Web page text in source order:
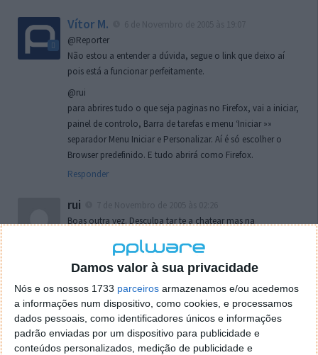
Damos valor à sua privacidade
Nós e os nossos 1733 parceiros armazenamos e/ou acedemos
a informações num dispositivo, como cookies, e processamos
dados pessoais, como identificadores únicos e informações
padrão enviadas por um dispositivo para publicidade e
conteúdos personalizados, medição de publicidade e
Vítor M.
@Reporter
Não estou a entender a dúvida, segue o link que deixo aí
pois está a funcionar perfeitamente.
@rui
para abrires tudo o que seja paginas no Firefox, vai a iniciar,
painel de controlo, Barra de tarefas e menu ‘Iniciar »»
separador Menu Iniciar e Personalizar. Aí é só escolher o
Browser predefinido. E tudo abrirá como Firefox.
Responder
rui
Boas outra vez. Desculpa tar te a chatear mas na
o firefox como browser predefenido
de control tudo e nada. Tou a comecar a desesperar, ate ja
tentei apagar o explorer na tentativa de forçar o uso do
firefox mas em vao. Kaso te lembres de outra dica fico
agradecido, caso contrario obrigado a mesma
Responder